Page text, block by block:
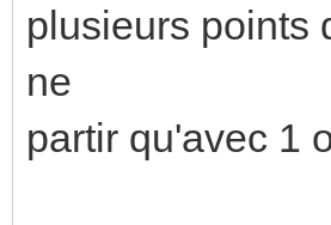
plusieurs points
ne
partir qu'avec 1